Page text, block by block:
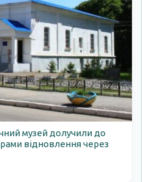
музей долучили до
відновлення через